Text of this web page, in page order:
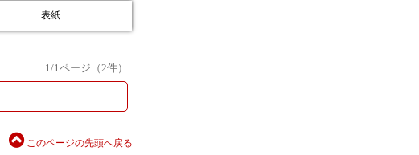
表紙
1/1ページ（2件）
このページの先頭へ戻る